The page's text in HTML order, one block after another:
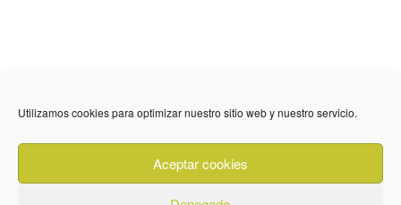
Utilizamos cookies para optimizar nuestro sitio web y nuestro servicio.
Aceptar cookies
636 01 61 85
Fuente Palmera
info @ fuentepalmerainformacion.es
Privacidad Aviso legal Cookies